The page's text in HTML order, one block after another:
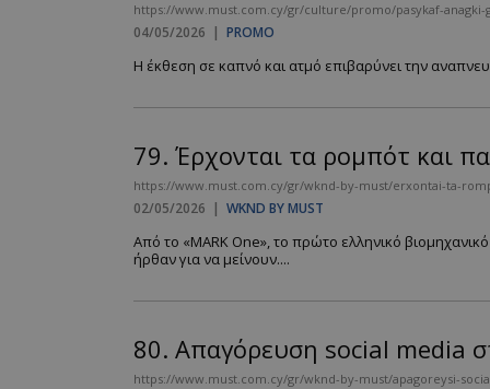
https://www.must.com.cy/gr/culture/promo/pasykaf-anagki-
04/05/2026 | PROMO
Η έκθεση σε καπνό και ατμό επιβαρύνει την
79. Έρχονται τα ρομπότ και
https://www.must.com.cy/gr/wknd-by-must/erxontai-ta-
02/05/2026 | WKND BY MUST
Από το «MARK One», το πρώτο ελληνικό
ήρθαν για να μείνουν....
80. Απαγόρευση social media
https://www.must.com.cy/gr/wknd-by-must/apagoreysi-
takeOverCookie